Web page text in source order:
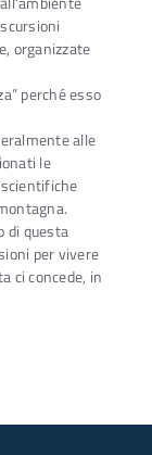
organizzate
perché esso
alle
le
di questa
per vivere
ci concede, in